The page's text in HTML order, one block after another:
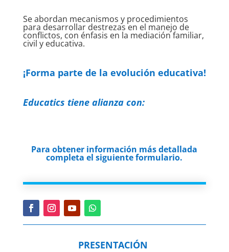
Se abordan mecanismos y procedimientos
para desarrollar destrezas en el manejo de
conflictos, con énfasis en la mediación familiar,
civil y educativa.
¡Forma parte de la evolución educativa!
Educatics tiene alianza con:
Para obtener información más detallada
completa el siguiente formulario.
PRESENTACIÓN